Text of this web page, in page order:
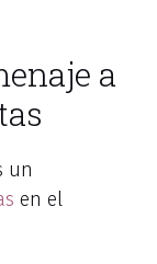
a
un
en el